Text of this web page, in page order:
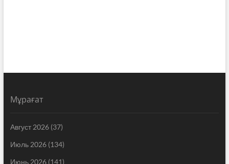
Мұрағат
Август 2026(37)
Июль 2026(134)
Июнь 2026(141)